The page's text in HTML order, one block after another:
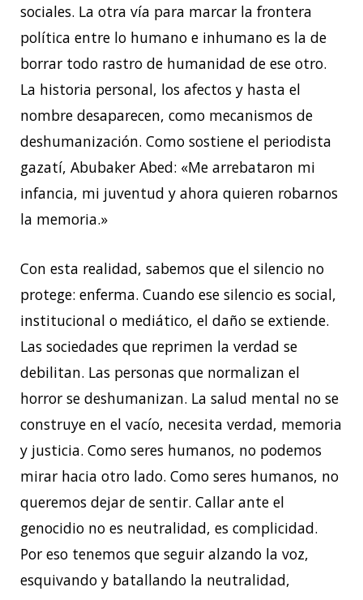
sociales. La otra vía para marcar la frontera
política entre lo humano e inhumano es la de
borrar todo rastro de humanidad de ese otro.
La historia personal, los afectos y hasta el
nombre desaparecen, como mecanismos de
deshumanización. Como sostiene el periodista
gazatí, Abubaker Abed: «Me arrebataron mi
infancia, mi juventud y ahora quieren robarnos
la memoria.»
Con esta realidad, sabemos que el silencio no
protege: enferma. Cuando ese silencio es social,
institucional o mediático, el daño se extiende.
Las sociedades que reprimen la verdad se
debilitan. Las personas que normalizan el
horror se deshumanizan. La salud mental no se
construye en el vacío, necesita verdad, memoria
y justicia. Como seres humanos, no podemos
mirar hacia otro lado. Como seres humanos, no
queremos dejar de sentir. Callar ante el
genocidio no es neutralidad, es complicidad.
Por eso tenemos que seguir alzando la voz,
esquivando y batallando la neutralidad,